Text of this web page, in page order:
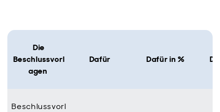
Die
Beschlussvorl
agen
Dafür Dafür in %
Beschlussvorl